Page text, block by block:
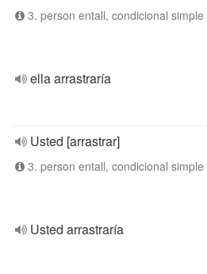
3. person entall, condicional simple
ella arrastraría
Usted [arrastrar]
3. person entall, condicional simple
Usted arrastraría